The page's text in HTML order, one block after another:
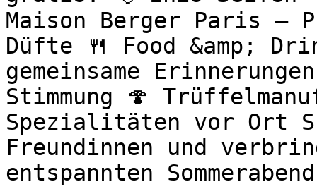
Maison Berger Paris –
Düfte 🍴 Food &amp;
gemeinsame
Stimmung 🍄
Spezialitäten vor Ort
Freundinnen und
entspannten